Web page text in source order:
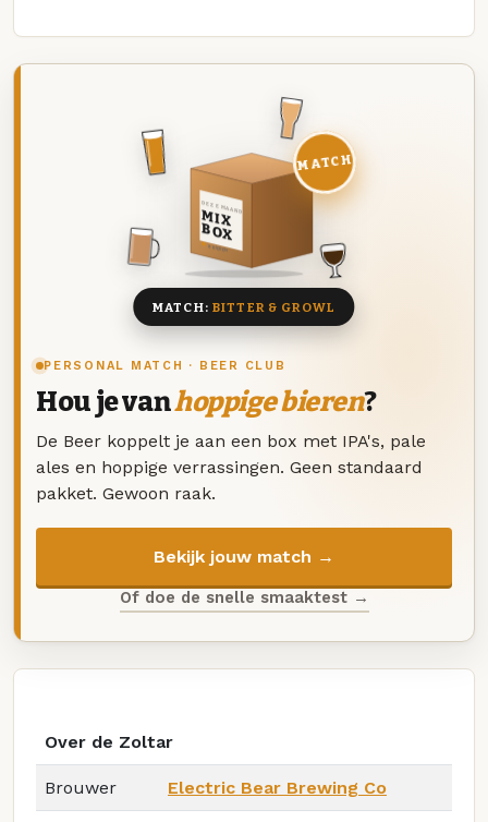
PERSONAL MATCH · BEER CLUB
Hou je vanhoppige bieren?
De Beer koppelt je aan een box met IPA's, pale
ales en hoppige verrassingen. Geen standaard
pakket. Gewoon raak.
Bekijk jouw match →
Of doe de snelle smaaktest →
DEZE MAAND
MIX
BOX
8 BIEREN
MATCH
MATCH: BITTER & GROWL
Over de Zoltar
Brouwer Electric Bear Brewing Co